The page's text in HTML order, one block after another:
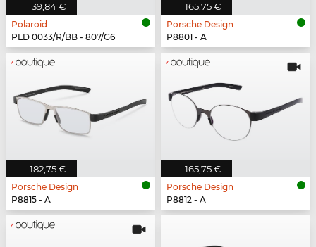
39,84 €
Polaroid
PLD 0033/R/BB - 807/G6
165,75 €
Porsche Design
P8801 - A
182,75 €
Porsche Design
P8815 - A
165,75 €
Porsche Design
P8812 - A